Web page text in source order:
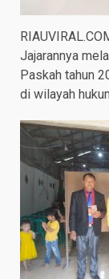
Jajarannya
Paskah tahun
di wilayah